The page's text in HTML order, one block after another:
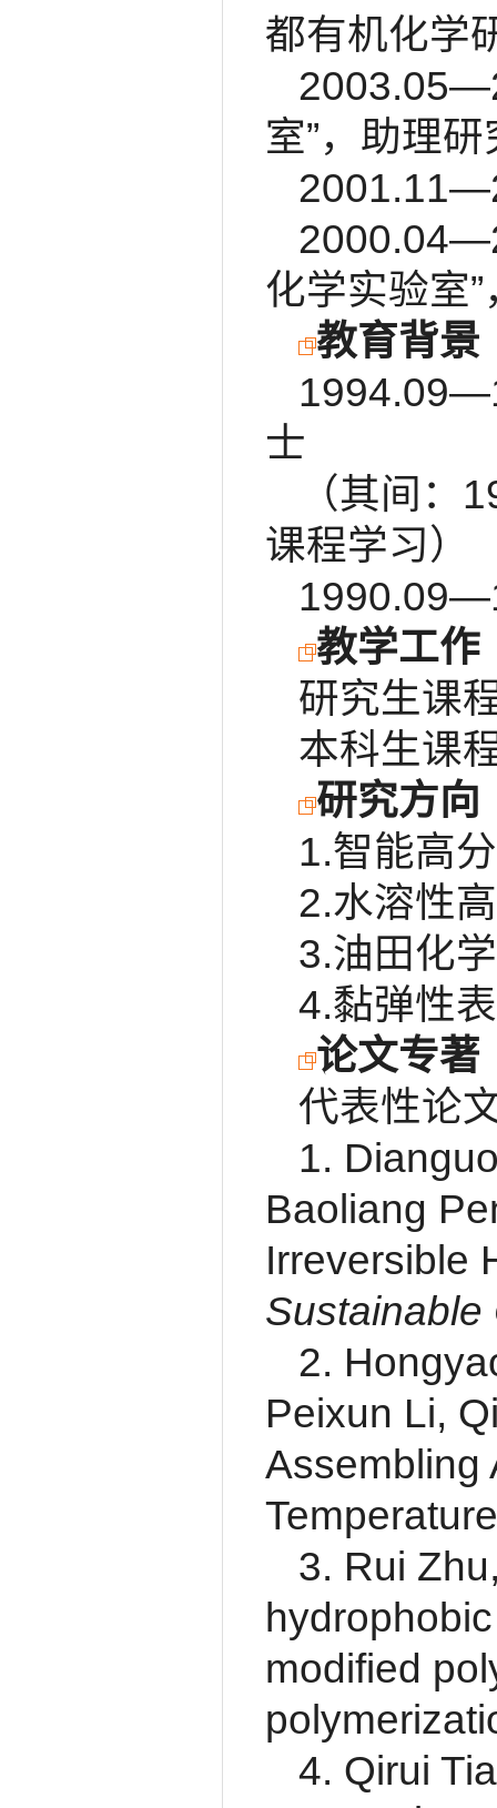
都有机化学
室”，助理研
化学实验室
教育背景
士
（其间
课程学习）
教学工作
研究生课
本科生课
研究方向
1.智能高
2.水溶性
3.油田化
4.黏弹性
论文专著
代表性论
1.
Baoliang
Irreversible
Sustainable
2.
Peixun Li,
Assembling
3. Rui
modified
4. Qirui